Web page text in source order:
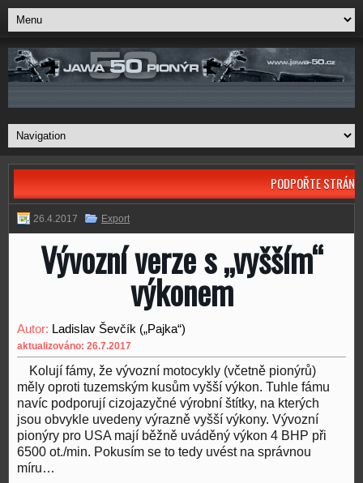
PODPOŘTE
26.4.2017 Export
Vývozní verze s „vyšším“
výkonem
Autor: Ladislav Ševčík („Pajka“)
aktualizováno: 26.7.2017
Kolují fámy, že vývozní motocykly (včetně pionýrů)
měly oproti tuzemským kusům vyšší výkon. Tuhle fámu
navíc podporují cizojazyčné výrobní štítky, na kterých
jsou obvykle uvedeny výrazně vyšší výkony. Vývozní
pionýry pro USA mají běžně uváděný výkon 4 BHP při
6500 ot./min. Pokusím se to tedy uvést na správnou
míru…